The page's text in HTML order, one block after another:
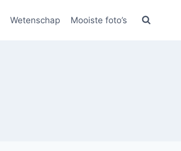
Wetenschap Mooiste foto’s